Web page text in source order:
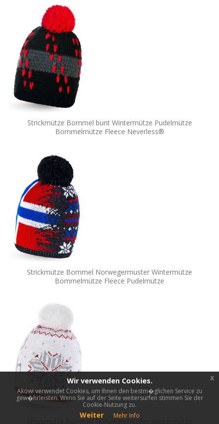
Strickmütze Bommel bunt Wintermütze Pudelmütze
Bommelmütze Fleece Neverless®
Strickmütze Bommel Norwegermuster Wintermütze
Bommelmütze Fleece Pudelmütze
Wir verwenden Cookies.
Akowi verwendet Cookies, um Ihnen den bestm�glichen Service zu
gew�hrleisten. Wenn Sie auf der Seite weitersurfen stimmen Sie der
Cookie-Nutzung zu.
Weiter Mehr Info
x